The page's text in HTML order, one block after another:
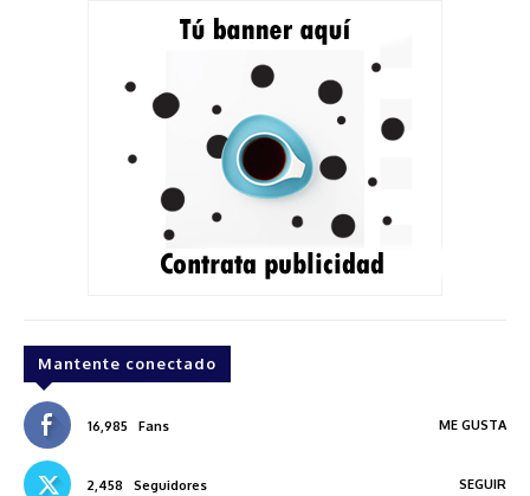
Mantente conectado
16,985 Fans ME GUSTA
2,458 Seguidores SEGUIR